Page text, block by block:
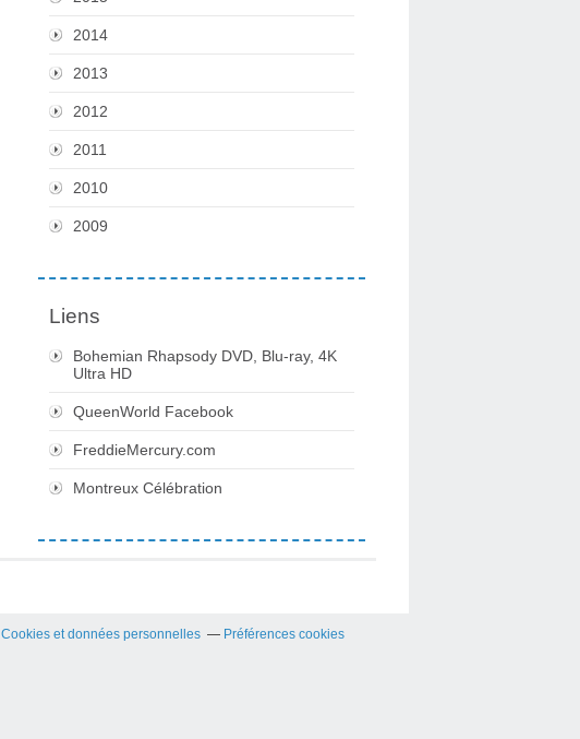
2014
2013
2012
2011
2010
2009
Liens
Bohemian Rhapsody DVD, Blu-ray, 4K
Ultra HD
QueenWorld Facebook
FreddieMercury.com
Montreux Célébration
Cookies et données personnelles Préférences cookies